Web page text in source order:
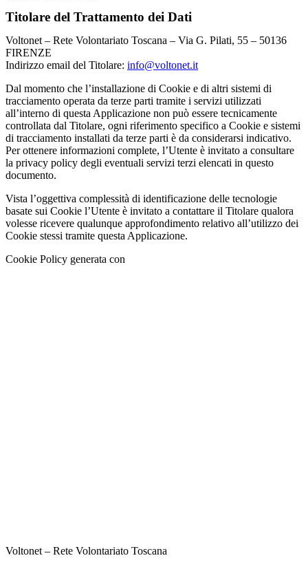
Titolare del Trattamento dei Dati
Voltonet – Rete Volontariato Toscana – Via G. Pilati, 55 – 50136
FIRENZE
Indirizzo email del Titolare: info@voltonet.it
Dal momento che l’installazione di Cookie e di altri sistemi di
tracciamento operata da terze parti tramite i servizi utilizzati
all’interno di questa Applicazione non può essere tecnicamente
controllata dal Titolare, ogni riferimento specifico a Cookie e sistemi
di tracciamento installati da terze parti è da considerarsi indicativo.
Per ottenere informazioni complete, l’Utente è invitato a consultare
la privacy policy degli eventuali servizi terzi elencati in questo
documento.
Vista l’oggettiva complessità di identificazione delle tecnologie
basate sui Cookie l’Utente è invitato a contattare il Titolare qualora
volesse ricevere qualunque approfondimento relativo all’utilizzo dei
Cookie stessi tramite questa Applicazione.
Cookie Policy generata con
Voltonet – Rete Volontariato Toscana